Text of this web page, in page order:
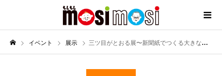
イベント 展示 三ツ目がとおる展〜新聞紙でつくる大きな生き物達〜（11/10〜）